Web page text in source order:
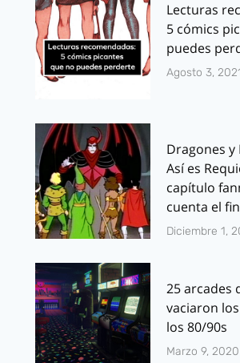
Lecturas
5 cómics
puedes
Agosto 3,
Dragones y
Así es
capítulo
cuenta el
Diciembre 1,
25 arcades
vaciaron
los 80/90s
Marzo 9, 2020